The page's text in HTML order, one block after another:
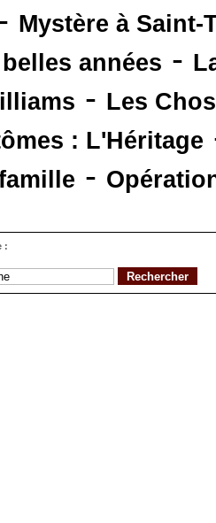
Mystère à Saint-
années -
- Les
: L'Héritage
-
: